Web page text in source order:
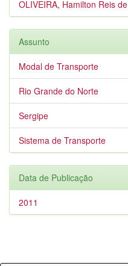
OLIVEIRA, Hamilton Reis de
Assunto
Modal de Transporte
Rio Grande do Norte
Sergipe
Sistema de Transporte
Data de Publicação
2011